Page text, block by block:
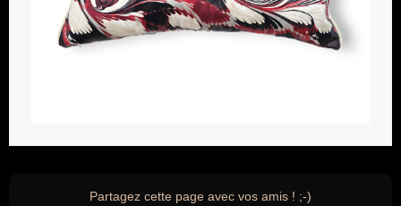
Partagez cette page avec vos amis ! ;-)